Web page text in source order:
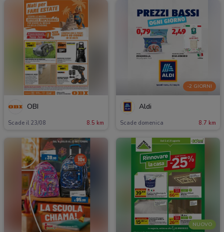
OBI
Scade il 23/08 8.5 km
-2 GIORNI
Aldi
Scade domenica 8.7 km
NUOVO